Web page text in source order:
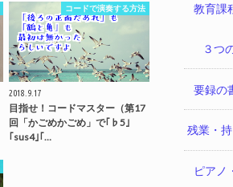
コードで演奏する方法
2018.9.17
目指せ！コードマスター（第17
回「かごめかごめ」で｢♭5｣
｢sus4｣｢…
教育課
３つ
要録の
残業・
ピアノ